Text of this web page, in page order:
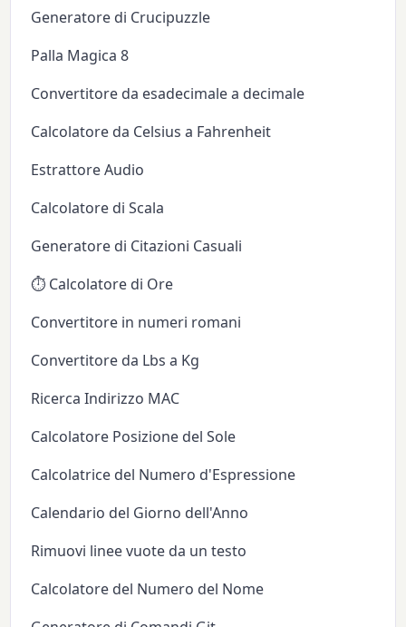
Generatore di Crucipuzzle
Palla Magica 8
Convertitore da esadecimale a decimale
Calcolatore da Celsius a Fahrenheit
Estrattore Audio
Calcolatore di Scala
Generatore di Citazioni Casuali
⏱️ Calcolatore di Ore
Convertitore in numeri romani
Convertitore da Lbs a Kg
Ricerca Indirizzo MAC
Calcolatore Posizione del Sole
Calcolatrice del Numero d'Espressione
Calendario del Giorno dell'Anno
Rimuovi linee vuote da un testo
Calcolatore del Numero del Nome